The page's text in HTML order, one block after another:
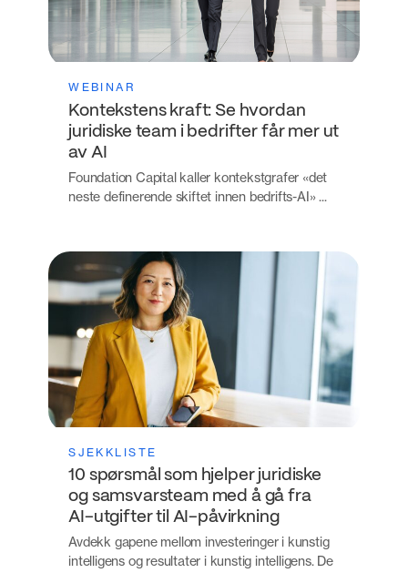
WEBINAR
Kontekstens kraft: Se hvordan
juridiske team i bedrifter får mer ut
av AI
Foundation Capital kaller kontekstgrafer «det
neste definerende skiftet innen bedrifts-AI» ...
SJEKKLISTE
10 spørsmål som hjelper juridiske
og samsvarsteam med å gå fra
AI-utgifter til AI-påvirkning
Avdekk gapene mellom investeringer i kunstig
intelligens og resultater i kunstig intelligens. De